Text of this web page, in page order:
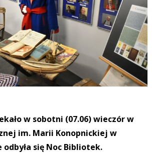
w sobotni (07.06) wieczór w
im. Marii Konopnickiej w
odbyła się Noc Bibliotek.